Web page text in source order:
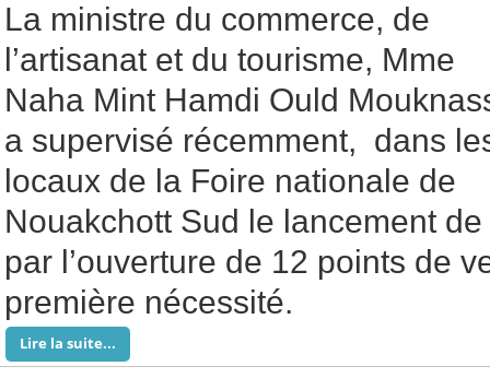
La ministre du commerce, de
l’artisanat et du tourisme, Mme
Naha Mint Hamdi Ould
a supervisé récemment, dans
locaux de la Foire nationale de
Nouakchott Sud le lancement
par l’ouverture de 12 points de
première nécessité.
Lire la suite...